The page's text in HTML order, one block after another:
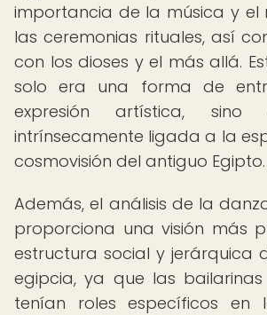
importancia de la música y el
las ceremonias rituales, así
con los dioses y el más allá.
solo era una forma de
expresión artística, sino
intrínsecamente ligada a la
cosmovisión del antiguo Egipto.
Además, el análisis de la
proporciona una visión más
estructura social y jerárquica
egipcia, ya que las
tenían roles específicos en